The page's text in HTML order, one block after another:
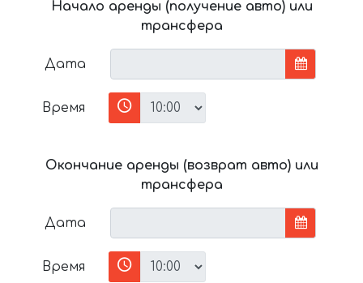
Начало аренды (получение авто) или
трансфера
Дата
Время
Окончание аренды (возврат авто) или
трансфера
Дата
Время